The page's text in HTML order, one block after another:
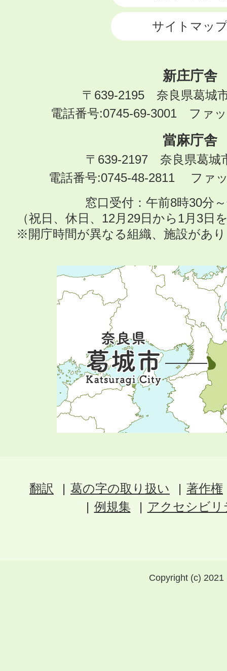
サイトマッ
新庄庁舎
〒639-2195 奈良県葛城
電話番号:0745-69-3001 ファ
當麻庁舎
〒639-2197 奈良県葛城
電話番号:0745-48-2811 ファ
窓口受付：午前8時30分
（祝日、休日、12月29日から1月3日
※開庁時間が異なる組織、施設があ
翻訳 葛の字の取り扱い
著作権
例規集
アクセシビ
Copyright (c)